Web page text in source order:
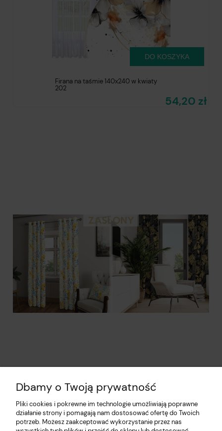
Firana na taśmie 140x240 w kwiaty
202
54,20 zł
DO KOSZYKA
Dbamy o Twoją prywatność
Pliki cookies i pokrewne im technologie umożliwiają poprawne
działanie strony i pomagają nam dostosować ofertę do Twoich
potrzeb. Możesz zaakceptować wykorzystanie przez nas